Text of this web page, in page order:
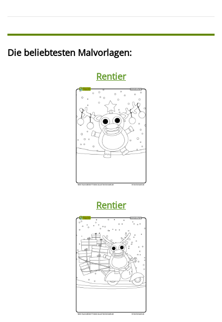
Die beliebtesten Malvorlagen:
Rentier
Rentier